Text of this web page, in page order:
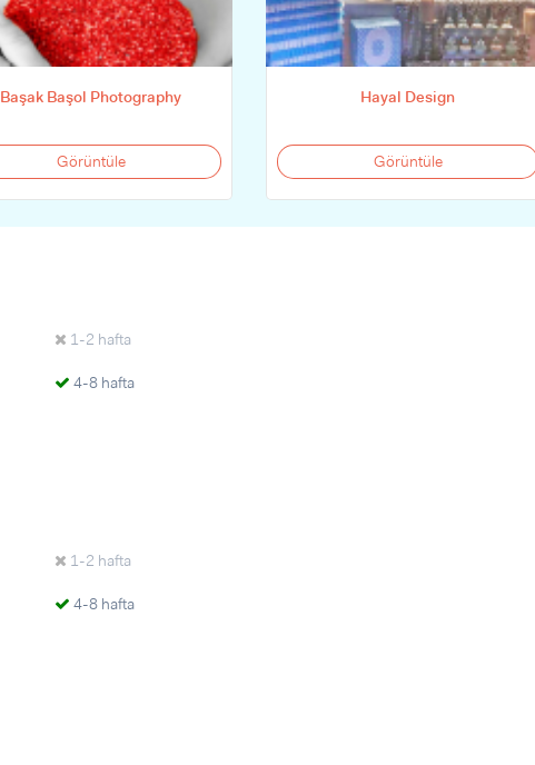
Başak Başol Photography
Görüntüle
Hayal Design
Görüntüle
1-2 hafta
4-8 hafta
1-2 hafta
4-8 hafta